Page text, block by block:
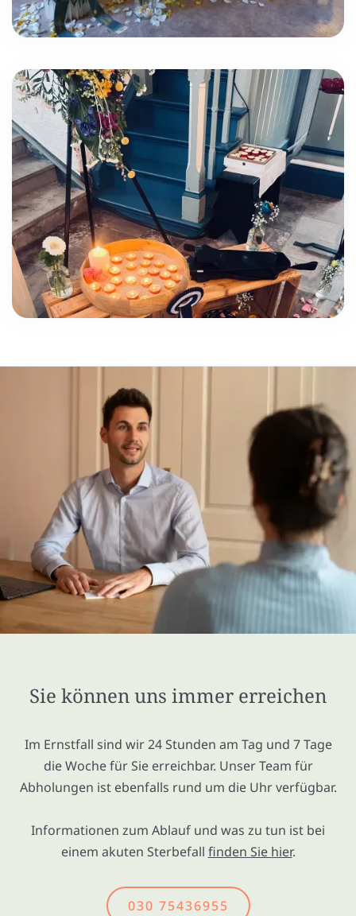
Sie können uns immer erreichen
Im Ernstfall sind wir 24 Stunden am Tag und 7 Tage
die Woche für Sie erreichbar. Unser Team für
Abholungen ist ebenfalls rund um die Uhr verfügbar.
Informationen zum Ablauf und was zu tun ist bei
einem akuten Sterbefall finden Sie hier.
030 75436955